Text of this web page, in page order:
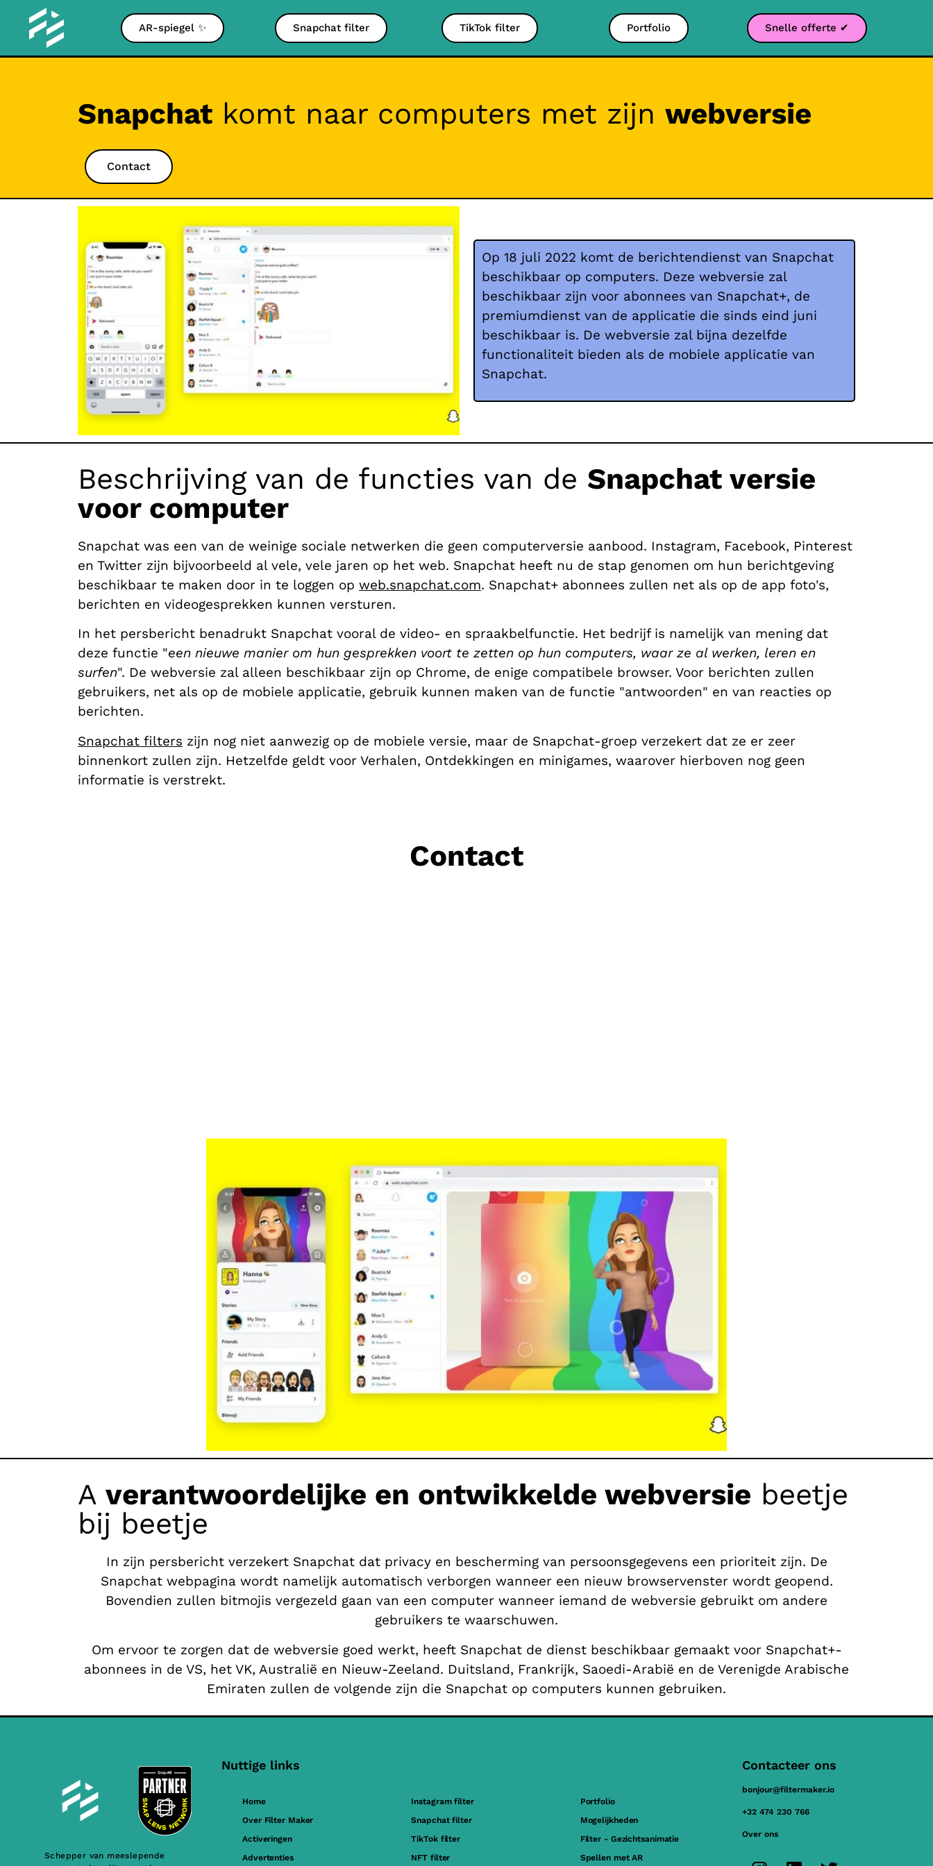
AR-spiegel ✨ Snapchat filter TikTok filter Portfolio Snelle offerte ✔
Snapchat komt naar computers met zijn webversie
Contact
Op 18 juli 2022 komt de berichtendienst van Snapchat
beschikbaar op computers. Deze webversie zal
beschikbaar zijn voor abonnees van Snapchat+, de
premiumdienst van de applicatie die sinds eind juni
beschikbaar is. De webversie zal bijna dezelfde
functionaliteit bieden als de mobiele applicatie van
Snapchat.
Beschrijving van de functies van de Snapchat versie
voor computer
Snapchat was een van de weinige sociale netwerken die geen computerversie aanbood. Instagram, Facebook, Pinterest
en Twitter zijn bijvoorbeeld al vele, vele jaren op het web. Snapchat heeft nu de stap genomen om hun berichtgeving
beschikbaar te maken door in te loggen op web.snapchat.com. Snapchat+ abonnees zullen net als op de app foto's,
berichten en videogesprekken kunnen versturen.
In het persbericht benadrukt Snapchat vooral de video- en spraakbelfunctie. Het bedrijf is namelijk van mening dat
deze functie "een nieuwe manier om hun gesprekken voort te zetten op hun computers, waar ze al werken, leren en
surfen". De webversie zal alleen beschikbaar zijn op Chrome, de enige compatibele browser. Voor berichten zullen
gebruikers, net als op de mobiele applicatie, gebruik kunnen maken van de functie "antwoorden" en van reacties op
berichten.
Snapchat filters zijn nog niet aanwezig op de mobiele versie, maar de Snapchat-groep verzekert dat ze er zeer
binnenkort zullen zijn. Hetzelfde geldt voor Verhalen, Ontdekkingen en minigames, waarover hierboven nog geen
informatie is verstrekt.
Contact
A verantwoordelijke en ontwikkelde webversie beetje
bij beetje
In zijn persbericht verzekert Snapchat dat privacy en bescherming van persoonsgegevens een prioriteit zijn. De
Snapchat webpagina wordt namelijk automatisch verborgen wanneer een nieuw browservenster wordt geopend.
Bovendien zullen bitmojis vergezeld gaan van een computer wanneer iemand de webversie gebruikt om andere
gebruikers te waarschuwen.
Om ervoor te zorgen dat de webversie goed werkt, heeft Snapchat de dienst beschikbaar gemaakt voor Snapchat+-
abonnees in de VS, het VK, Australië en Nieuw-Zeeland. Duitsland, Frankrijk, Saoedi-Arabië en de Verenigde Arabische
Emiraten zullen de volgende zijn die Snapchat op computers kunnen gebruiken.
Schepper van meeslepende
Nuttige links
Home
Over Filter Maker
Activeringen
Advertenties
Instagram filter
Snapchat filter
TikTok filter
NFT filter
Portfolio
Mogelijkheden
Filter - Gezichtsanimatie
Spellen met AR
Contacteer ons
bonjour@filtermaker.io
+32 474 230 766
Over ons